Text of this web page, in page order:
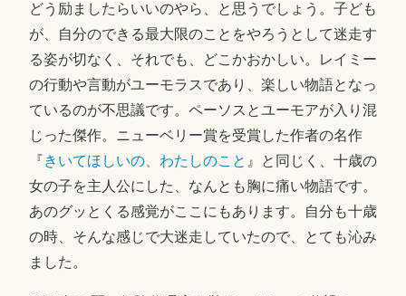
どう励ましたらいいのやら、と思うでしょう。子ども
が、自分のできる最大限のことをやろうとして迷走す
る姿が切なく、それでも、どこかおかしい。レイミー
の行動や言動がユーモラスであり、楽しい物語となっ
ているのが不思議です。ペーソスとユーモアが入り混
じった傑作。ニューベリー賞を受賞した作者の名作
『きいてほしいの、わたしのこと 』と同じく、十歳の
女の子を主人公にした、なんとも胸に痛い物語です。
あのグッとくる感覚がここにもあります。自分も十歳
の時、そんな感じで大迷走していたので、とても沁み
ました。